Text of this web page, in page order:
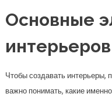
Основные
Чтобы создавать интерьеры,
важно понимать, какие